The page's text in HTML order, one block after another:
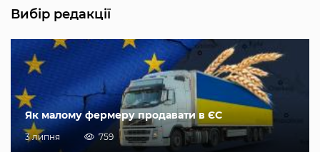
Вибір редакції
Як малому фермеру продавати в ЄС
3 липня 759